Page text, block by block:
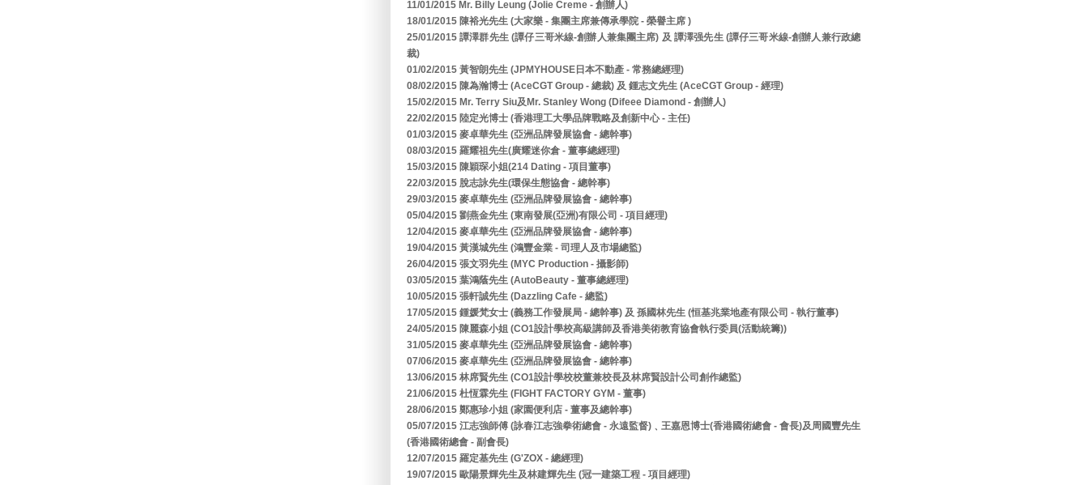
11/01/2015 Mr. Billy Leung (Jolie Creme - 創辦人)
18/01/2015 陳裕光先生 (大家樂 - 集團主席兼傳承學院 - 榮譽主席 )
25/01/2015 譚澤群先生 (譚仔三哥米線-創辦人兼集團主席) 及 譚澤强先生 (譚仔三哥米線-創辦人兼行政總
裁)
01/02/2015 黃智朗先生 (JPMYHOUSE日本不動產 - 常務總經理)
08/02/2015 陳為瀚博士 (AceCGT Group - 總裁) 及 鍾志文先生 (AceCGT Group - 經理)
15/02/2015 Mr. Terry Siu及Mr. Stanley Wong (Difeee Diamond - 創辦人)
22/02/2015 陸定光博士 (香港理工大學品牌戰略及創新中心 - 主任)
01/03/2015 麥卓華先生 (亞洲品牌發展協會 - 總幹事)
08/03/2015 羅耀祖先生(廣耀迷你倉 - 董事總經理)
15/03/2015 陳穎琛小姐(214 Dating - 項目董事)
22/03/2015 脫志詠先生(環保生態協會 - 總幹事)
29/03/2015 麥卓華先生 (亞洲品牌發展協會 - 總幹事)
05/04/2015 劉燕金先生 (東南發展(亞洲)有限公司 - 項目經理)
12/04/2015 麥卓華先生 (亞洲品牌發展協會 - 總幹事)
19/04/2015 黃漢城先生 (鴻豐金業 - 司理人及市場總監)
26/04/2015 張文羽先生 (MYC Production - 攝影師)
03/05/2015 葉鴻蔭先生 (AutoBeauty - 董事總經理)
10/05/2015 張軒誠先生 (Dazzling Cafe - 總監)
17/05/2015 鍾媛梵女士 (義務工作發展局 - 總幹事) 及 孫國林先生 (恒基兆業地產有限公司 - 執行董事)
24/05/2015 陳麗森小姐 (CO1設計學校高級講師及香港美術教育協會執行委員(活動統籌))
31/05/2015 麥卓華先生 (亞洲品牌發展協會 - 總幹事)
07/06/2015 麥卓華先生 (亞洲品牌發展協會 - 總幹事)
13/06/2015 林席賢先生 (CO1設計學校校董兼校長及林席賢設計公司創作總監)
21/06/2015 杜恆霖先生 (FIGHT FACTORY GYM - 董事)
28/06/2015 鄭惠珍小姐 (家園便利店 - 董事及總幹事)
05/07/2015 江志強師傅 (詠春江志強拳術總會 - 永遠監督)﹑王嘉恩博士(香港國術總會 - 會長)及周國豐先生
(香港國術總會 - 副會長)
12/07/2015 羅定基先生 (G'ZOX - 總經理)
19/07/2015 歐陽景輝先生及林建輝先生 (冠一建築工程 - 項目經理)